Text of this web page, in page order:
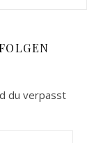
du verpasst